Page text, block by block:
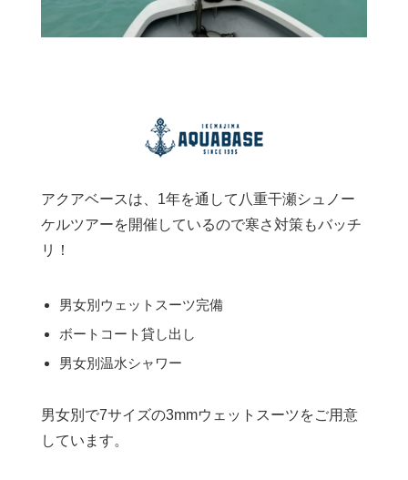
アクアベースは、1年を通して八重干瀬シュノー
ケルツアーを開催しているので寒さ対策もバッチ
リ！
男女別ウェットスーツ完備
ボートコート貸し出し
男女別温水シャワー
男女別で7サイズの3mmウェットスーツをご用意
しています。